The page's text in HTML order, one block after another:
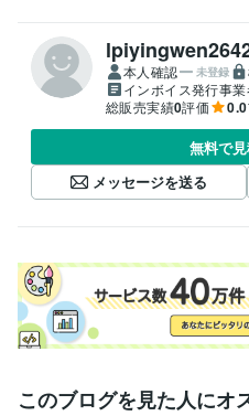
本人確認 未登録
インボイス発行事
総販売実績0評価 0.0
無料で
メッセージを送る
このブログを見た人にオ